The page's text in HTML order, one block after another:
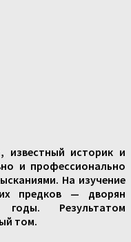
известный историк и
и профессионально
На изучение
предков — дворян
Результатом
том.